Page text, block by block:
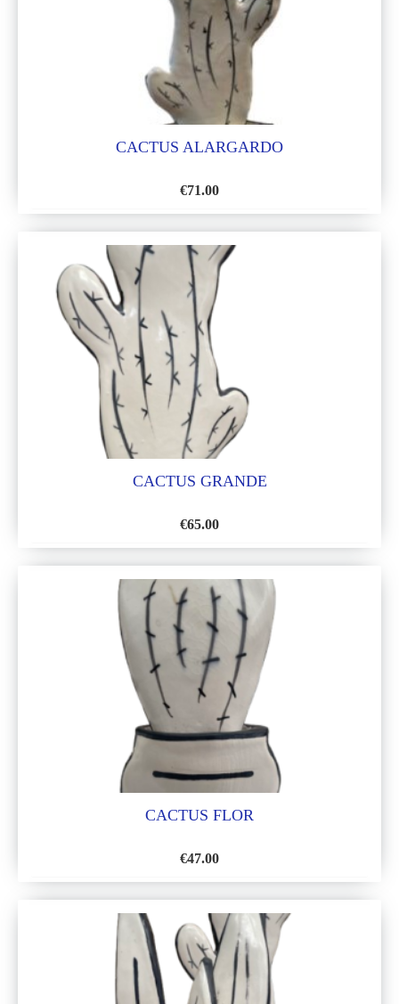
DESEOS
CACTUS ALARGARDO
€71.00
A
LA
CACTUS GRANDE
€65.00
A
LA
LISTA
DE
DESEOS
CACTUS FLOR
€47.00
A
LA
LISTA